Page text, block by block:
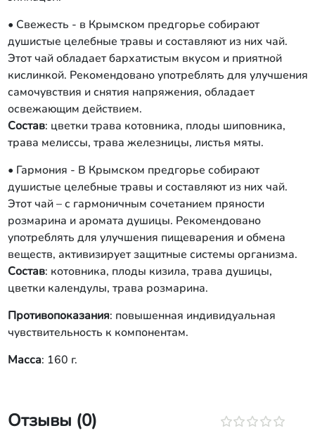
• Свежесть - в Крымском предгорье собирают
душистые целебные травы и составляют из них чай.
Этот чай обладает бархатистым вкусом и приятной
кислинкой. Рекомендовано употреблять для улучшения
самочувствия и снятия напряжения, обладает
освежающим действием.
Состав: цветки трава котовника, плоды шиповника,
трава мелиссы, трава железницы, листья мяты.
• Гармония - В Крымском предгорье собирают
душистые целебные травы и составляют из них чай.
Этот чай – с гармоничным сочетанием пряности
розмарина и аромата душицы. Рекомендовано
употреблять для улучшения пищеварения и обмена
веществ, активизирует защитные системы организма.
Состав: котовника, плоды кизила, трава душицы,
цветки календулы, трава розмарина.
Противопоказания: повышенная индивидуальная
чувствительность к компонентам.
Масса: 160 г.
Отзывы (0)